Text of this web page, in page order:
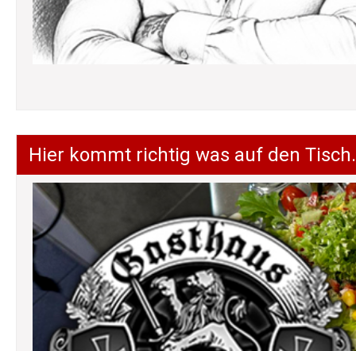
Hier kommt richtig was auf den Tisch.